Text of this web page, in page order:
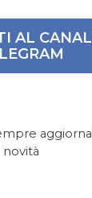
AL
novità